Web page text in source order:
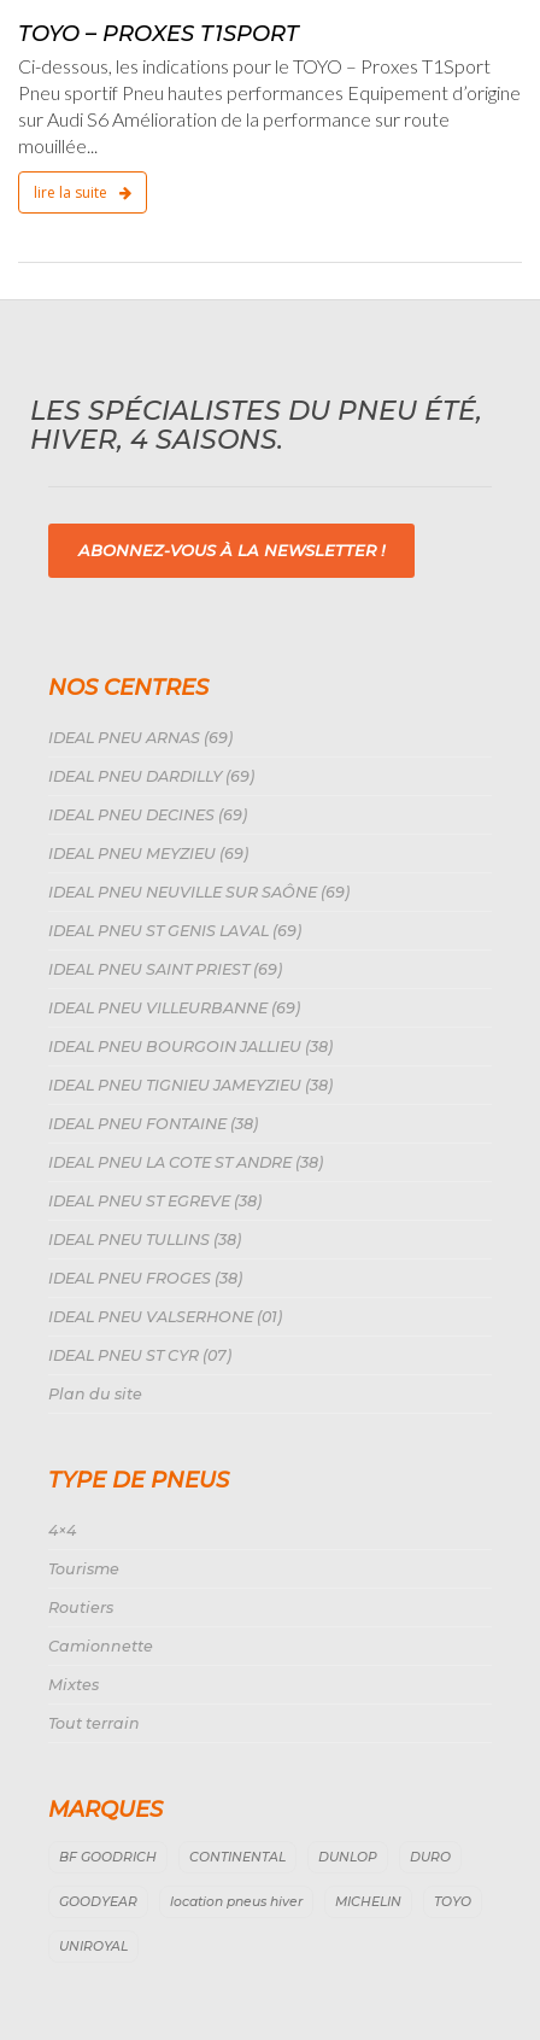
TOYO – PROXES T1SPORT
Ci-dessous, les indications pour le TOYO – Proxes T1Sport
Pneu sportif Pneu hautes performances Equipement d’origine
sur Audi S6 Amélioration de la performance sur route
mouillée...
lire la suite
LES SPÉCIALISTES DU PNEU ÉTÉ,
HIVER, 4 SAISONS.
ABONNEZ-VOUS À LA NEWSLETTER !
NOS CENTRES
IDEAL PNEU ARNAS (69)
IDEAL PNEU DARDILLY (69)
IDEAL PNEU DECINES (69)
IDEAL PNEU MEYZIEU (69)
IDEAL PNEU NEUVILLE SUR SAÔNE (69)
IDEAL PNEU ST GENIS LAVAL (69)
IDEAL PNEU SAINT PRIEST (69)
IDEAL PNEU VILLEURBANNE (69)
IDEAL PNEU BOURGOIN JALLIEU (38)
IDEAL PNEU TIGNIEU JAMEYZIEU (38)
IDEAL PNEU FONTAINE (38)
IDEAL PNEU LA COTE ST ANDRE (38)
IDEAL PNEU ST EGREVE (38)
IDEAL PNEU TULLINS (38)
IDEAL PNEU FROGES (38)
IDEAL PNEU VALSERHONE (01)
IDEAL PNEU ST CYR (07)
Plan du site
TYPE DE PNEUS
4×4
Tourisme
Routiers
Camionnette
Mixtes
Tout terrain
MARQUES
BF GOODRICH CONTINENTAL DUNLOP DURO
GOODYEAR location pneus hiver MICHELIN TOYO
UNIROYAL